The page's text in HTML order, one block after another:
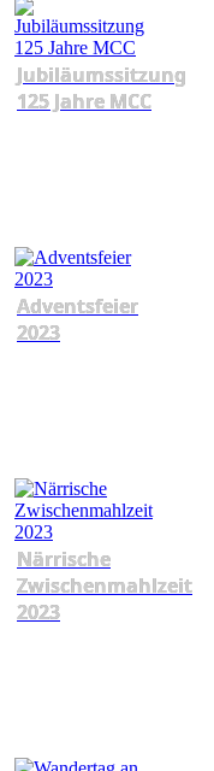
Jubiläumssitzung
125 Jahre MCC
Adventsfeier
2023
Närrische
Zwischenmahlzeit
2023